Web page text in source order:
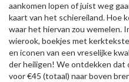
aankomen lopen of juist weg
kaart van het schiereiland. Hoe
waar het hiervan zou wemelen.
wierook, boekjes met
en iconen van een vreselijke
der heiligen! We ontdekken dat
voor €45 (totaal) naar boven